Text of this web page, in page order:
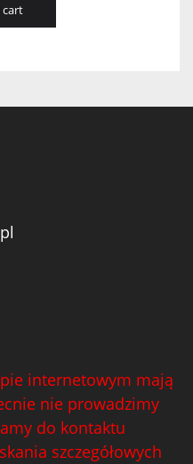
cart
internetowym mają
nie prowadzimy
do kontaktu
szczegółowych